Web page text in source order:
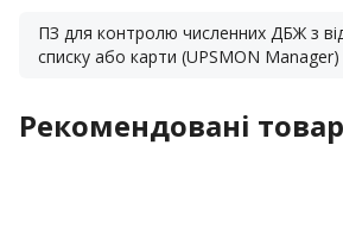
ПЗ для контролю численних ДБЖ з
списку або карти (UPSMON Manager)
Рекомендовані